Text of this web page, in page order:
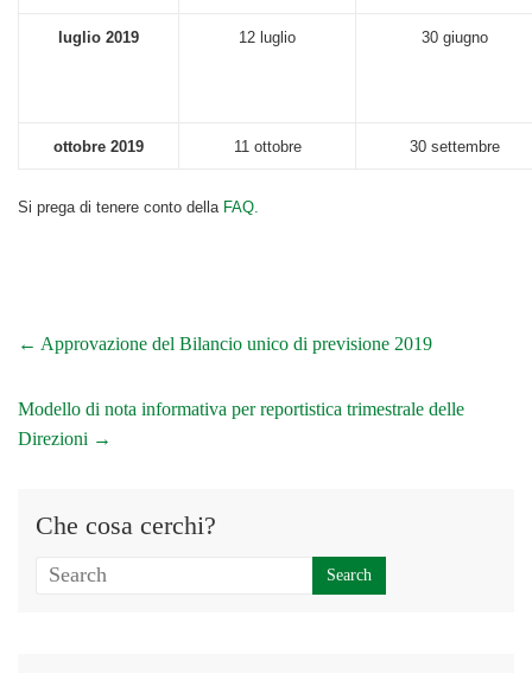
luglio 2019 12 luglio 30 giugno
ottobre 2019 11 ottobre 30 settembre
Si prega di tenere conto della FAQ.
← Approvazione del Bilancio unico di previsione 2019
Modello di nota informativa per reportistica trimestrale delle
Direzioni →
Che cosa cerchi?